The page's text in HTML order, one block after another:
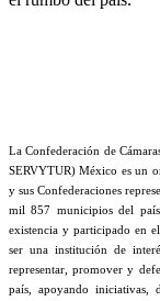
La Confederación de
SERVYTUR) México es un
y sus Confederaciones
mil 857 municipios del
existencia y participado en
ser una institución de
representar, promover y
país, apoyando iniciativas,